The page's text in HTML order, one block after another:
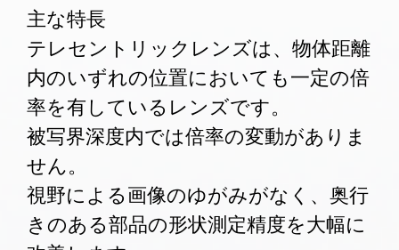
主な特長
テレセントリックレンズは、物体距離
内のいずれの位置においても一定の倍
率を有しているレンズです。
被写界深度内では倍率の変動がありま
せん。
視野による画像のゆがみがなく、奥行
きのある部品の形状測定精度を大幅に